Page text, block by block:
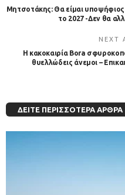
Μητσοτάκης: Θα είμαι
το 2027 -Δεν θα
NEXT
Η κακοκαιρία Bora
θυελλώδεις άνεμοι –
ΔΕΊΤΕ ΠΕΡΙΣΣΌΤΕΡΑ ΆΡΘΡΑ